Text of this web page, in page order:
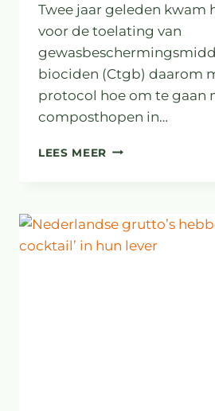
Twee jaar geleden kwam
voor de toelating van
biociden (Ctgb) daarom
protocol hoe om te gaan
composthopen in…
LEES MEER BESTUURLIJKE
DODELIJK